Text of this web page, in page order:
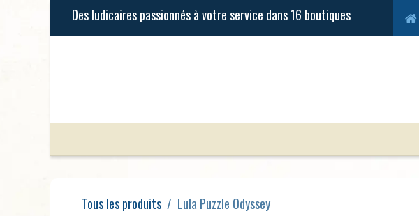
Se rendre au contenu
Tous les produits Lula Puzzle Odyssey